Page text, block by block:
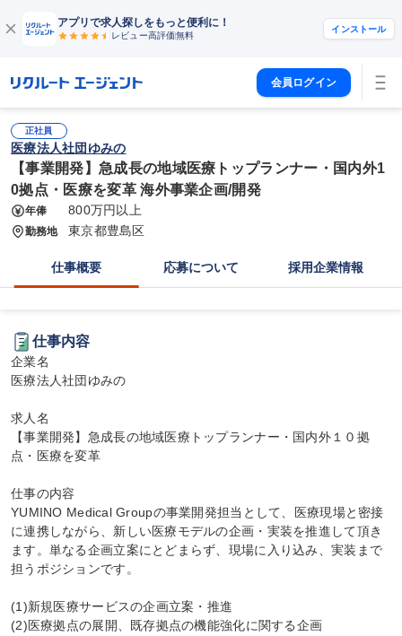
アプリで求人探しをもっと便利に！
レビュー高評価無料
インストール
会員ログイン
正社員
医療法人社団ゆみの
【事業開発】急成長の地域医療トップランナー・国内外1
0拠点・医療を変革 海外事業企画/開発
年俸 800万円以上
勤務地 東京都豊島区
仕事概要 応募について 採用企業情報
仕事内容
企業名
医療法人社団ゆみの
求人名
【事業開発】急成長の地域医療トップランナー・国内外１０拠
点・医療を変革
仕事の内容
YUMINO Medical Groupの事業開発担当として、医療現場と密接
に連携しながら、新しい医療モデルの企画・実装を推進して頂き
ます。単なる企画立案にとどまらず、現場に入り込み、実装まで
担うポジションです。
(1)新規医療サービスの企画立案・推進
(2)医療拠点の展開、既存拠点の機能強化に関する企画